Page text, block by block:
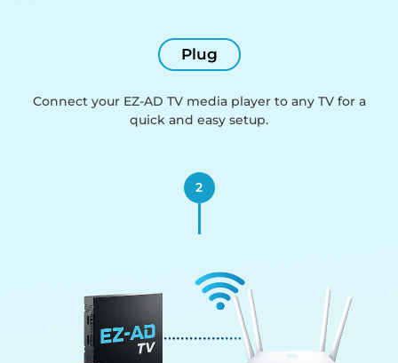
Plug
Connect your EZ-AD TV media player to any TV for a
quick and easy setup.
2